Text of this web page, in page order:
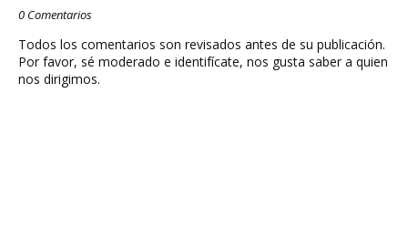
0 Comentarios
Todos los comentarios son revisados antes de su publicación.
Por favor, sé moderado e identifícate, nos gusta saber a quien
nos dirigimos.